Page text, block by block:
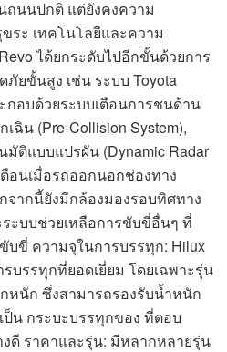
นนปกติ แต่ยังคงความ
ระ เทคโนโลยีและความ
ได้ยกระดับไปอีกขั้นด้วยการ
ยขั้นสูง เช่น ระบบ Toyota
กอบด้วยระบบเตือนการชนด้าน
ฉิน (Pre-Collision System),
ติแบบแปรผัน (Dynamic Radar
อนเมื่อรถออกนอกช่องทาง
จากนี้ยังมีกล้องมองรอบทิศทาง
ระบบช่วยเหลือการขับขี่อื่นๆ ที่
บขี่ ความจุในการบรรทุก: Hilux
บรรทุกที่ยอดเยี่ยม โดยเฉพาะรุ่น
หนัก ซึ่งสามารถรองรับน้ำหนัก
ป็น กระบะบรรทุกของ ที่ตอบ
งดี ราคาและรุ่น: มีหลากหลายรุ่น